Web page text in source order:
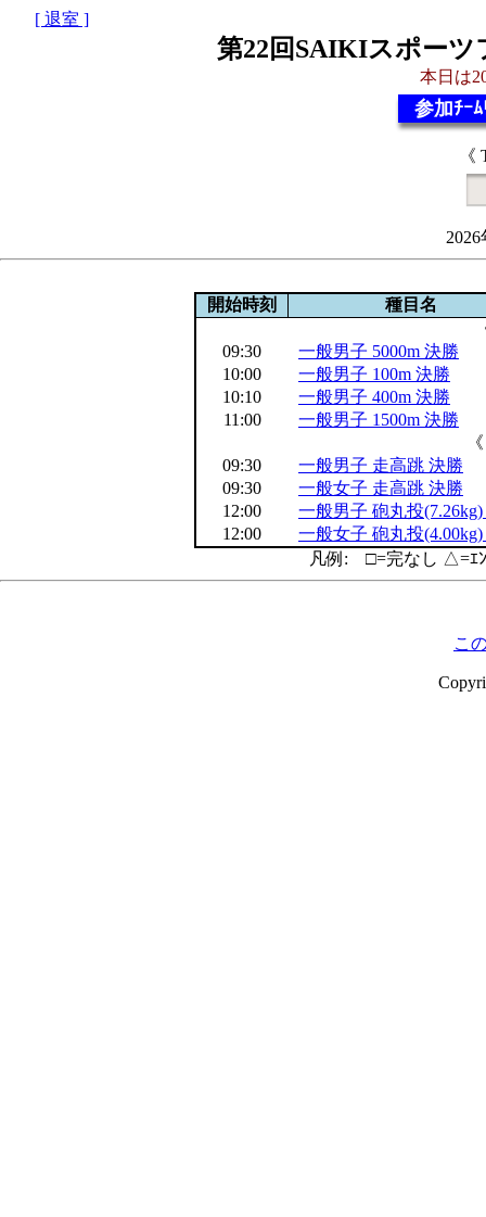
[ 退室 ]
第22回SAIKIスポーツ
本日は
参加ﾁｰﾑ
開始時刻
種目名
09:30
一般男子 5000m 決勝
10:00
一般男子 100m 決勝
10:10
一般男子 400m 決勝
11:00
一般男子 1500m 決勝
09:30
一般男子 走高跳 決勝
09:30
一般女子 走高跳 決勝
12:00
一般男子 砲丸投
12:00
一般女子 砲丸投
凡例: □=完なし △=ｴ
こ